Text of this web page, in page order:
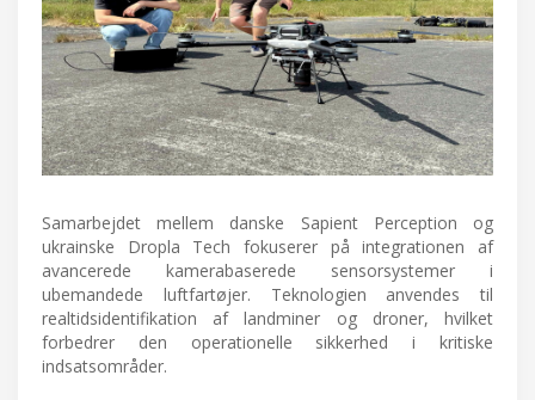
Samarbejdet mellem danske Sapient Perception og
ukrainske Dropla Tech fokuserer på integrationen af
avancerede kamerabaserede sensorsystemer i
ubemandede luftfartøjer. Teknologien anvendes til
realtidsidentifikation af landminer og droner, hvilket
forbedrer den operationelle sikkerhed i kritiske
indsatsområder.